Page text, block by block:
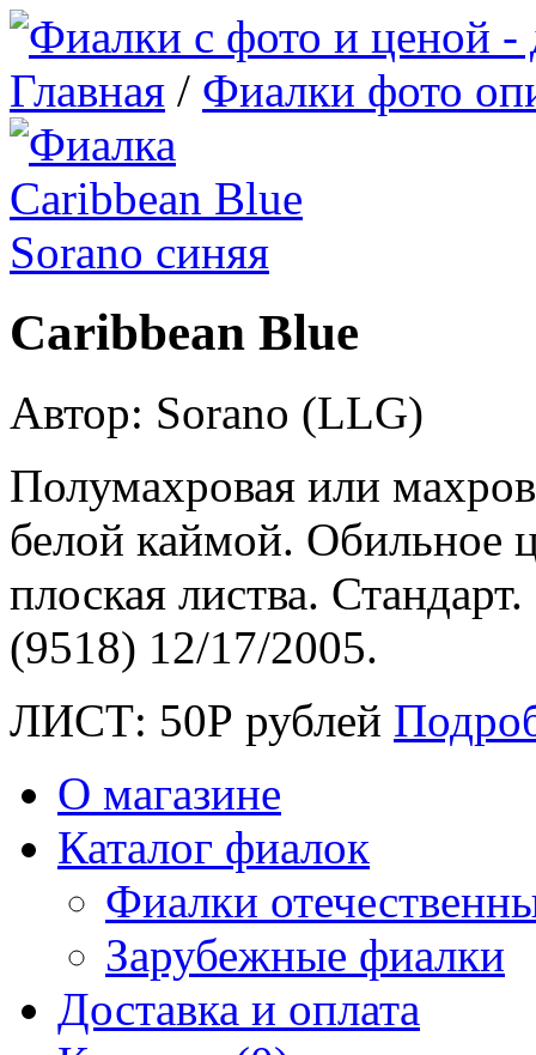
Главная / Фиалки фото
Caribbean Blue
Автор: Sorano (LLG)
Полумахровая или
белой каймой. Обильное
плоская листва.
(9518) 12/17/2005.
ЛИСТ: 50Р рублей
О магазине
Каталог фиалок
Фиалки
Зарубежные фиалки
Доставка и оплата